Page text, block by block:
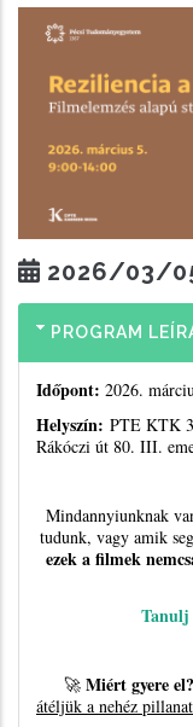
2026/03/
PROGRAM
Időpont: 2026.
Helyszín: PTE KTK
Rákóczi út 80. III.
Mindannyiunknak
tudunk, vagy amik
ezek a filmek
Tanulj
🚀 Miért gyere el?
átéljük a nehéz